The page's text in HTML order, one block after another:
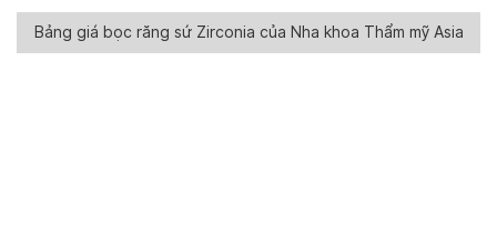
Bảng giá bọc răng sứ Zirconia của Nha khoa Thẩm mỹ Asia